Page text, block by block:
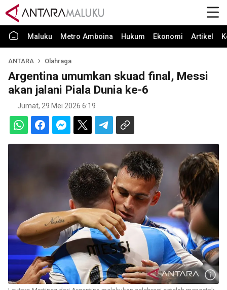
Maluku Metro Amboina Hukum Ekonomi Artikel
ANTARA Olahraga
Argentina umumkan skuad final, Messi
akan jalani Piala Dunia ke-6
Jumat, 29 Mei 2026 6:19